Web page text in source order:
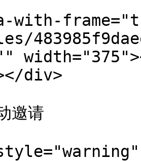
with-
div>
邀请